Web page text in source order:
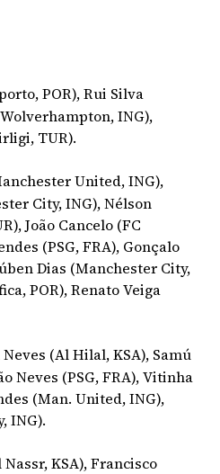
POR), Rui Silva
ING),
TUR).
United, ING),
City, ING), Nélson
João Cancelo (FC
(PSG, FRA), Gonçalo
Dias (Manchester City,
POR), Renato Veiga
(Al Hilal, KSA), Samú
Neves (PSG, FRA), Vitinha
(Man. United, ING),
ING).
KSA), Francisco